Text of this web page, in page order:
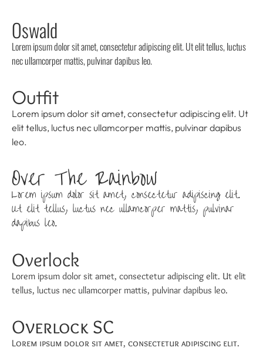
Oswald
Lorem ipsum dolor sit amet, consectetur adipiscing elit. Ut elit tellus, luctus
nec ullamcorper mattis, pulvinar dapibus leo.
Outfit
Lorem ipsum dolor sit amet, consectetur adipiscing elit. Ut
elit tellus, luctus nec ullamcorper mattis, pulvinar dapibus
leo.
Over The Rainbow
Lorem ipsum dolor sit amet, consectetur adipiscing elit.
Ut elit tellus, luctus nec ullamcorper mattis, pulvinar
dapibus leo.
Overlock
Lorem ipsum dolor sit amet, consectetur adipiscing elit. Ut elit
tellus, luctus nec ullamcorper mattis, pulvinar dapibus leo.
Overlock SC
Lorem ipsum dolor sit amet, consectetur adipiscing elit.